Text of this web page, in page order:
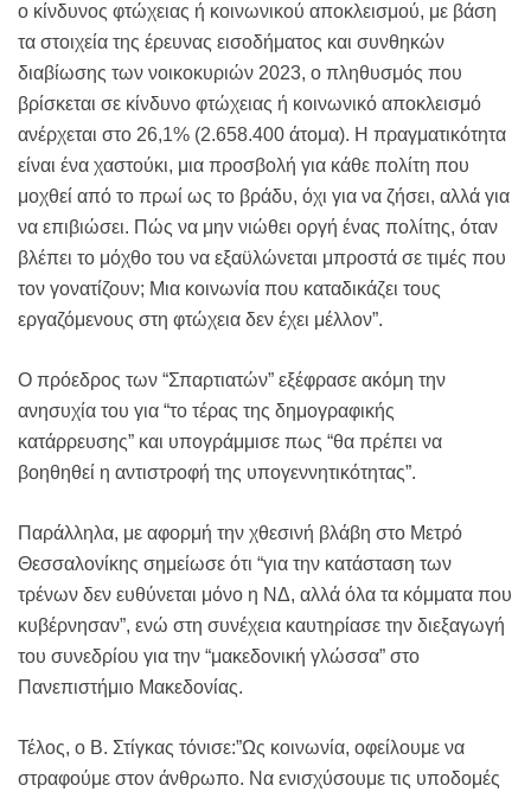
ο κίνδυνος φτώχειας ή κοινωνικού αποκλεισμού, με βάση
τα στοιχεία της έρευνας εισοδήματος και συνθηκών
διαβίωσης των νοικοκυριών 2023, ο πληθυσμός που
βρίσκεται σε κίνδυνο φτώχειας ή κοινωνικό αποκλεισμό
ανέρχεται στο 26,1% (2.658.400 άτομα). Η πραγματικότητα
είναι ένα χαστούκι, μια προσβολή για κάθε πολίτη που
μοχθεί από το πρωί ως το βράδυ, όχι για να ζήσει, αλλά για
να επιβιώσει. Πώς να μην νιώθει οργή ένας πολίτης, όταν
βλέπει το μόχθο του να εξαϋλώνεται μπροστά σε τιμές που
τον γονατίζουν; Μια κοινωνία που καταδικάζει τους
εργαζόμενους στη φτώχεια δεν έχει μέλλον”.
Ο πρόεδρος των “Σπαρτιατών” εξέφρασε ακόμη την
ανησυχία του για “το τέρας της δημογραφικής
κατάρρευσης” και υπογράμμισε πως “θα πρέπει να
βοηθηθεί η αντιστροφή της υπογεννητικότητας”.
Παράλληλα, με αφορμή την χθεσινή βλάβη στο Μετρό
Θεσσαλονίκης σημείωσε ότι “για την κατάσταση των
τρένων δεν ευθύνεται μόνο η ΝΔ, αλλά όλα τα κόμματα που
κυβέρνησαν”, ενώ στη συνέχεια καυτηρίασε την διεξαγωγή
του συνεδρίου για την “μακεδονική γλώσσα” στο
Πανεπιστήμιο Μακεδονίας.
Τέλος, ο Β. Στίγκας τόνισε:”Ως κοινωνία, οφείλουμε να
στραφούμε στον άνθρωπο. Να ενισχύσουμε τις υποδομές